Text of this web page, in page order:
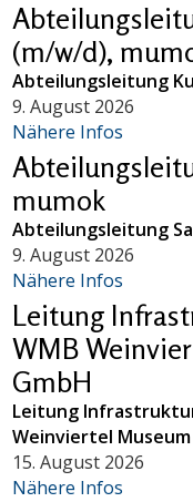
(m/w/d),
Abteilungsleitung
9. August 2026
Nähere Infos
mumok
Abteilungsleitung
9. August 2026
Nähere Infos
Leitung
WMB
GmbH
Leitung
Weinviertel
15. August 2026
Nähere Infos